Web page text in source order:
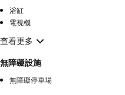
浴缸
電視機
查看更多
無障礙設施
無障礙停車場